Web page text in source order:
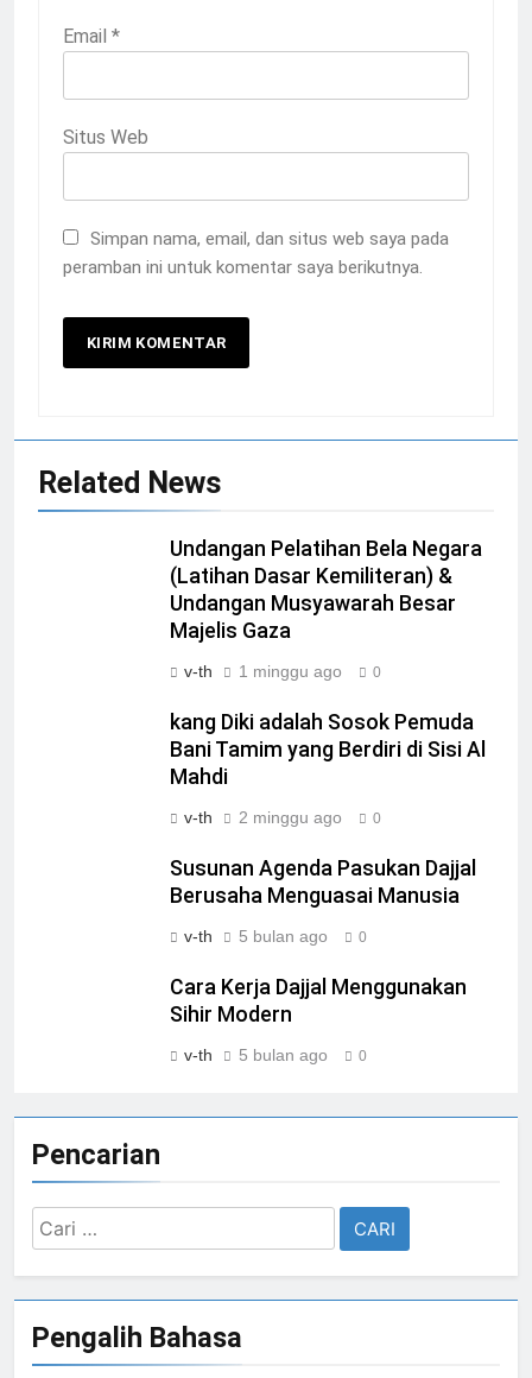
Email *
Situs Web
Simpan nama, email, dan situs web saya pada
peramban ini untuk komentar saya berikutnya.
Related News
Undangan Pelatihan Bela Negara
(Latihan Dasar Kemiliteran) &
Undangan Musyawarah Besar
Majelis Gaza
v-th 1 minggu ago 0
kang Diki adalah Sosok Pemuda
Bani Tamim yang Berdiri di Sisi Al
Mahdi
v-th 2 minggu ago 0
Susunan Agenda Pasukan Dajjal
Berusaha Menguasai Manusia
v-th 5 bulan ago 0
Cara Kerja Dajjal Menggunakan
Sihir Modern
v-th 5 bulan ago 0
Pencarian
Cari
untuk:
Pengalih Bahasa